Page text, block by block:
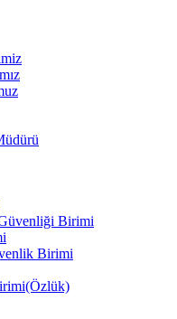
Birimi
Birimi